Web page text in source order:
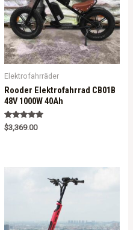
Elektrofahrräder
Rooder Elektrofahrrad CB01B
48V 1000W 40Ah
Rated
5.00
$3,369.00